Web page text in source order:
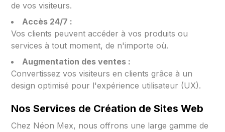
de vos visiteurs.
Accès 24/7 :
Vos clients peuvent accéder à vos produits ou
services à tout moment, de n'importe où.
Augmentation des ventes :
Convertissez vos visiteurs en clients grâce à un
design optimisé pour l'expérience utilisateur (UX).
Nos Services de Création de Sites Web
Chez Néon Mex, nous offrons une large gamme de